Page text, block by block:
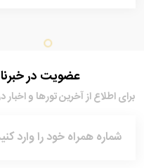
عضویت در
برای اطلاع از آخرین تور‌ها و